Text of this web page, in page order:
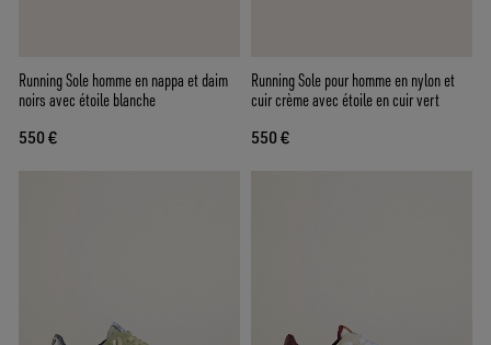
Running Sole homme en nappa et daim
noirs avec étoile blanche
550 €
Running Sole pour homme en nylon et
cuir crème avec étoile en cuir vert
550 €